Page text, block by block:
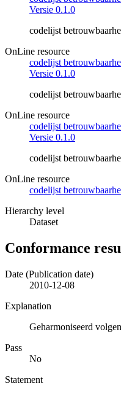
Versie 0.1.0
codelijst
OnLine resource
codelijst
Versie 0.1.0
codelijst
OnLine resource
codelijst
Versie 0.1.0
codelijst
OnLine resource
codelijst
Hierarchy level
Dataset
Conformance
Date (Publication date)
2010-12-08
Explanation
Geharmoniseerd
Pass
No
Statement